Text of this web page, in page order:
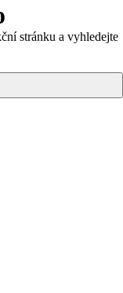
stránku a vyhledejte